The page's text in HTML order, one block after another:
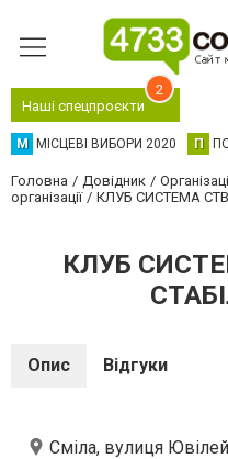
Наші спецпроєкти
2
М МІСЦЕВІ ВИБОРИ 2020 П
Головна Довідник
організації
КЛУБ СИСТЕМА
КЛУБ
Опис Відгуки
Сміла, вулиця